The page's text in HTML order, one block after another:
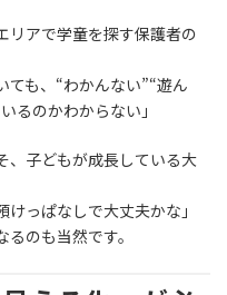
リアで学童を探す保護者の
ても、“わかんない”“遊ん
るのかわからない」
、子どもが成長している大
っぱなしで大丈夫かな」
のも当然です。